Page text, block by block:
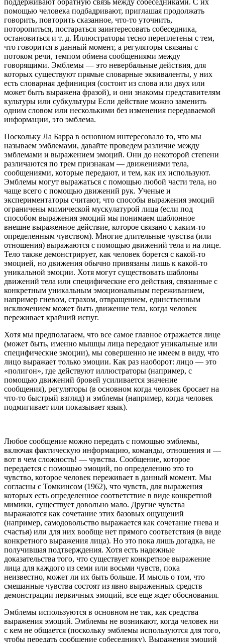
помощью человека подбадривают, приглашая продолжать
говорить, повторить сказанное, что-то уточнить,
поторопиться, постараться заинтересовать собеседника,
остановиться и т. д. Иллюстраторы тесно переплетены с тем,
что говорится в данный момент, а регуляторы связаны с
потоком речи, темпом обмена сообщениями между
говорящими. Эмблемы — это невербальные действия, для
которых существуют прямые словарные эквиваленты, у них
есть словарная дефиниция (состоит из слова или двух или
может быть выражена фразой), и они знакомы представителям
культуры или субкультуры Если действие можно заменить
одним словом или несколькими без изменения передаваемой
информации, это эмблема.
Поскольку Ла Барра в основном интересовало то, что мы
называем эмблемами, давайте проведем различие между
эмблемами и выражением эмоций. Они до некоторой степени
различаются по трем признакам — движениями тела,
сообщениями, которые передают, и тем, как их используют.
Эмблемы могут выражаться с помощью любой части тела, но
чаще всего с помощью движений рук. Ученые и
экспериментаторы считают, что способы выражения эмоций
ограничены мимической мускулатурой лица (если под
способом выражения эмоций мы понимаем шаблонное
внешне выраженное действие, которое связано с каким-то
определенным чувством). Многие длительные чувства (или
отношения) выражаются с помощью движений тела и на лице.
Тело также демонстрирует, как человек борется с какой-то
эмоцией, но движения обычно привязаны лишь к какой-то
уникальной эмоции. Хотя могут существовать шаблоны
движений тела или специфические его действия, связанные с
конкретным уникальным эмоциональным переживанием,
например гневом, страхом, отвращением, единственным
исключением может быть движение тела, когда человек
переживает крайний испуг.
Хотя мы предполагаем, что все самое главное отражается лице
(может быть, именно мышцы лица передают уникальные или
специфические эмоции), мы совершенно не имеем в виду, что
лицо выражает только эмоции. Как раз наоборот: лицо — это
«полигон», где действуют иллюстраторы (например, с
помощью движений бровей усиливается значение
сообщения), регуляторы (в основном когда человек бросает на
что-то быстрый взгляд) и эмблемы (например, когда человек
подмигивает или показывает язык).
Любое сообщение можно передать с помощью эмблемы,
включая фактическую информацию, команды, отношения и —
вот в чем сложность! — чувства. Сообщение, которое
передается с помощью эмоций, по определению это то
чувство, которое человек переживает в данный момент. Мы
согласны с Томкинсом (1962), что чувств, для выражения
которых есть определенное соответствие в виде конкретной
мимики, существует довольно мало. Другие чувства
выражаются как сочетание этих базовых ощущений
(например, самодовольство выражается как сочетание гнева и
счастья) или для них вообще нет прямого соответствия (в виде
конкретного выражения лица). Но это пока лишь догадка, не
получившая подтверждения. Хотя есть надежные
доказательства того, что существует конкретное выражение
лица для каждого из семи или восьми чувств, пока
неизвестно, может ли их быть больше. И мысль о том, что
смешанные чувства состоят из явно выраженных средств
демонстрации первичных эмоций, все еще ждет обоснования.
Эмблемы используются в основном не так, как средства
выражения эмоций. Эмблемы не возникают, когда человек ни
с кем не общается (поскольку эмблемы используются для того,
чтобы передать сообщение собеседнику). Выражения эмоций